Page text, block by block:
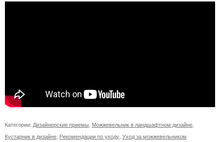
Категории: Дизайнерские приемы Можжевельник в ландшафтном дизайне
Кустарник в дизайне Рекомендации по уходу Уход за можжевельником